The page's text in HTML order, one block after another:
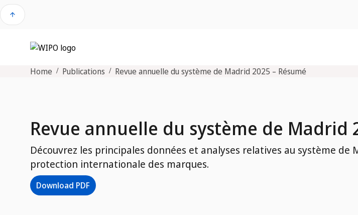
arrow_upward
Home Publications Revue annuelle du système de Madrid 2025 – Résumé
Revue annuelle du système de Madrid
Découvrez les principales données et analyses relatives au système de
protection internationale des marques.
Download PDF